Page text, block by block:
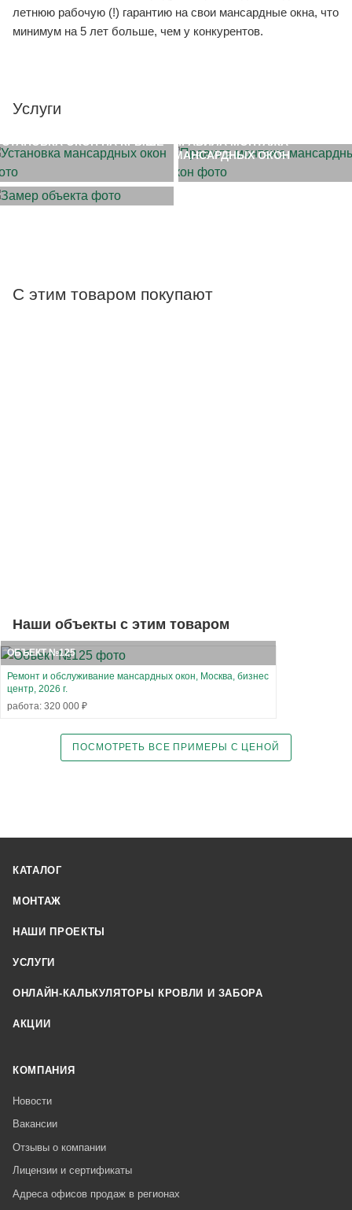
летнюю рабочую (!) гарантию на свои мансардные окна, что
минимум на 5 лет больше, чем у конкурентов.
Услуги
ОКОН НА КРЫШЕ
ПРАВИЛА МОНТАЖА
МАНСАРДНЫХ ОКОН
С этим товаром покупают
Наши объекты с этим товаром
ОБЪЕКТ №125
Ремонт и обслуживание мансардных окон, Москва, бизнес
центр, 2026 г.
работа: 320 000 ₽
ПОСМОТРЕТЬ ВСЕ ПРИМЕРЫ С ЦЕНОЙ
КАТАЛОГ
МОНТАЖ
НАШИ ПРОЕКТЫ
УСЛУГИ
ОНЛАЙН-КАЛЬКУЛЯТОРЫ КРОВЛИ И ЗАБОРА
АКЦИИ
КОМПАНИЯ
Новости
Вакансии
Отзывы о компании
Лицензии и сертификаты
Адреса офисов продаж в регионах